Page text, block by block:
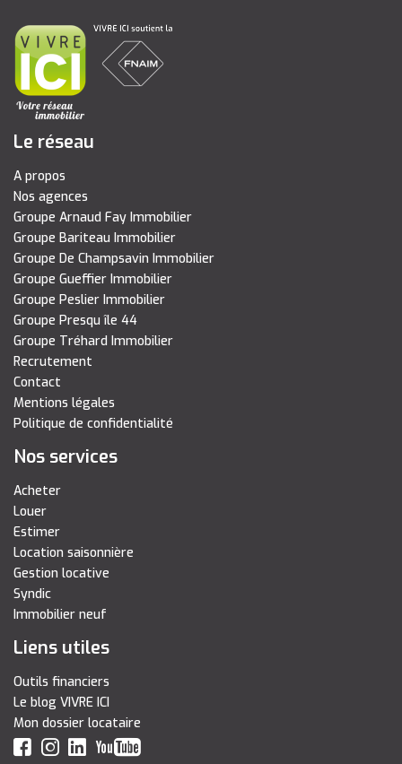
Le réseau
A propos
Nos agences
Groupe Arnaud Fay Immobilier
Groupe Bariteau Immobilier
Groupe De Champsavin Immobilier
Groupe Gueffier Immobilier
Groupe Peslier Immobilier
Groupe Presqu île 44
Groupe Tréhard Immobilier
Recrutement
Contact
Mentions légales
Politique de confidentialité
Nos services
Acheter
Louer
Estimer
Location saisonnière
Gestion locative
Syndic
Immobilier neuf
Liens utiles
Outils financiers
Le blog VIVRE ICI
Mon dossier locataire